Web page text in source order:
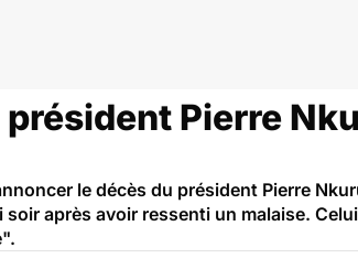
Pierre
le décès du président Pierre
après avoir ressenti un malaise.